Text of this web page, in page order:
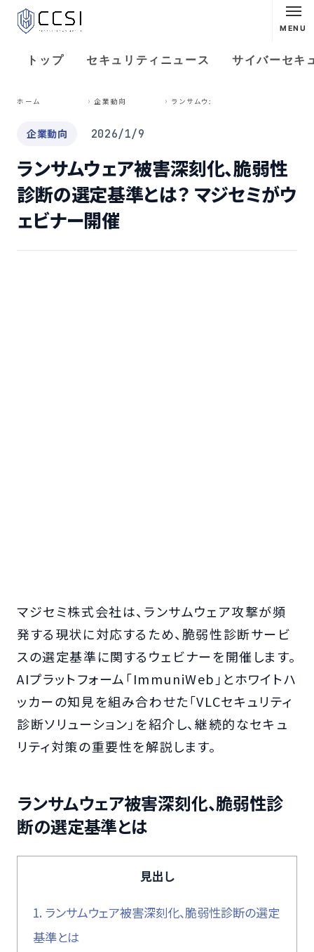
MENU
トップ セキュリティニュース サイバーセキ
ホーム 企業動向
企業動向 2026/1/9
ランサムウェア被害深刻化、脆弱性
診断の選定基準とは？ マジセミがウ
ェビナー開催
マジセミ株式会社は、ランサムウェア攻撃が頻
発する現状に対応するため、脆弱性診断サービ
スの選定基準に関するウェビナーを開催します。
AIプラットフォーム「ImmuniWeb」とホワイトハ
ッカーの知見を組み合わせた「VLCセキュリティ
診断ソリューション」を紹介し、継続的なセキュ
リティ対策の重要性を解説します。
ランサムウェア被害深刻化、脆弱性診
断の選定基準とは
見出し
1. ランサムウェア被害深刻化、脆弱性診断の選定
基準とは